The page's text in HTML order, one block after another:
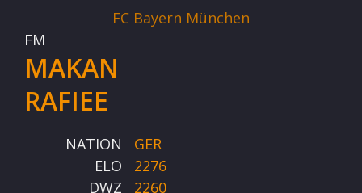
FC Bayern München
FM
MAKAN
RAFIEE
NATION
GER
ELO
2276
DWZ
2260